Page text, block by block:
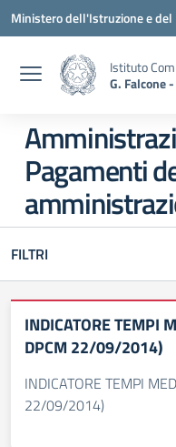
Vai ai contenuti
Vai al menu di navigazione
Vai al footer
Ministero dell'Istruzione e
Istituto
G. Falcone
Pagamenti
FILTRI
INDICATORE TEMPI
DPCM 22/09/2014)
INDICATORE TEMPI
22/09/2014)